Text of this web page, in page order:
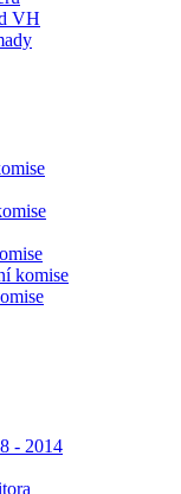
VH
komise
- 2014